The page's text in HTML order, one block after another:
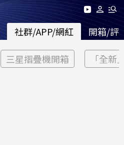
社群/APP/網紅 開箱/評
三星摺疊機開箱 「全新